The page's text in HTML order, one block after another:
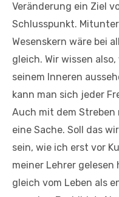
Veränderung ein Ziel
Schlusspunkt.
Wesenskern wäre bei
gleich. Wir wissen
seinem Inneren
kann man sich jeder
Auch mit dem Streben
eine Sache. Soll das
sein, wie ich erst vor
meiner Lehrer gelesen
gleich vom Leben als